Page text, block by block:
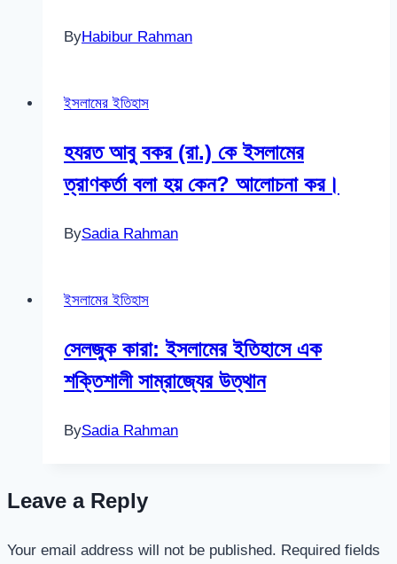
ByHabibur Rahman
ইসলামের ইতিহাস
হযরত আবু বকর (রা.) কে ইসলামের
ত্রাণকর্তা বলা হয় কেন? আলোচনা কর।
BySadia Rahman
ইসলামের ইতিহাস
সেলজুক কারা: ইসলামের ইতিহাসে এক
শক্তিশালী সাম্রাজ্যের উত্থান
BySadia Rahman
Leave a Reply
Your email address will not be published. Required fields